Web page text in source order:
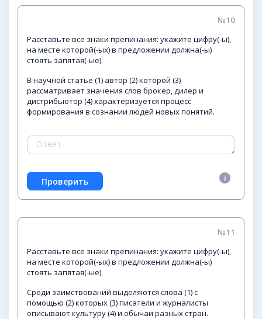
№10
Расставьте все знаки препинания: укажите цифру(-ы),
на месте которой(-ых) в предложении должна(-ы)
стоять запятая(-ые).
В научной статье (1) автор (2) которой (3)
рассматривает значения слов брокер, дилер и
дистрибьютор (4) характеризуется процесс
формирования в сознании людей новых понятий.
№11
Расставьте все знаки препинания: укажите цифру(-ы),
на месте которой(-ых) в предложении должна(-ы)
стоять запятая(-ые).
Среди заимствований выделяются слова (1) с
помощью (2) которых (3) писатели и журналисты
описывают культуру (4) и обычаи разных стран.